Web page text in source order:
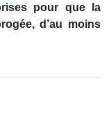
pour que la
d’au moins